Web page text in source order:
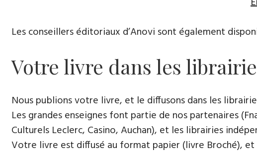
Les conseillers éditoriaux d’Anovi sont également
Votre livre dans les
Nous publions votre livre, et le diffusons dans les
Les grandes enseignes font partie de nos partenaires
Culturels Leclerc, Casino, Auchan), et les librairies
Votre livre est diffusé au format papier (livre Broché),